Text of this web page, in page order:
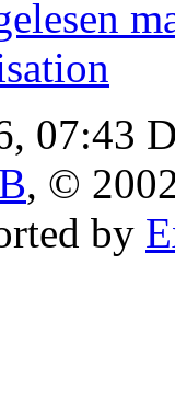
07:43
, ©
by